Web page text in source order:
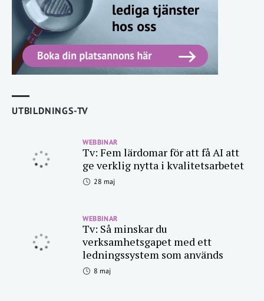
UTBILDNINGS-TV
WEBBINAR
Tv: Fem lärdomar för att få AI att
ge verklig nytta i kvalitetsarbetet
28 maj
WEBBINAR
Tv: Så minskar du
verksamhetsgapet med ett
ledningssystem som används
8 maj